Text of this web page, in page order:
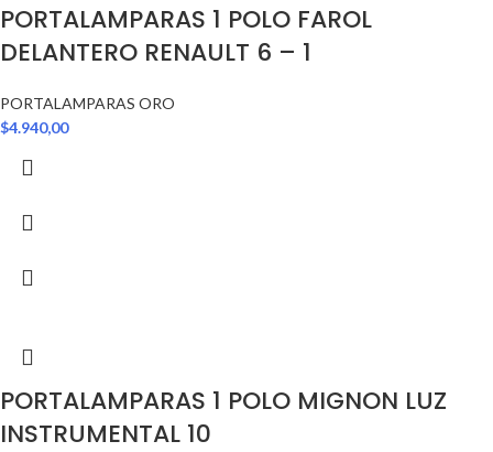
PORTALAMPARAS 1 POLO FAROL
DELANTERO RENAULT 6 – 1
PORTALAMPARAS ORO
$4.940,00
PORTALAMPARAS 1 POLO MIGNON LUZ
INSTRUMENTAL 10